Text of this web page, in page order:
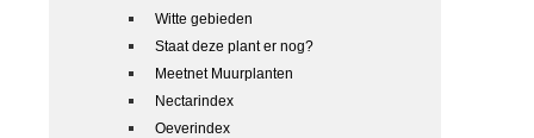
Witte gebieden
Staat deze plant er nog?
Meetnet Muurplanten
Nectarindex
Oeverindex